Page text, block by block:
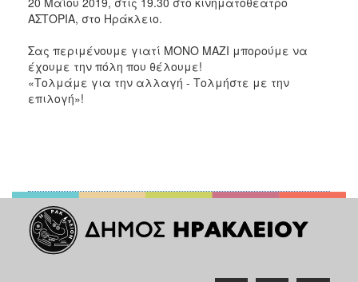
ΑΣΤΟΡΙΑ, στο Ηράκλειο.
Σας περιμένουμε γιατί ΜΟΝΟ ΜΑΖΙ μπορούμε να
έχουμε την πόλη που θέλουμε!
«Τολμάμε για την αλλαγή - Τολμήστε με την
επιλογή»!